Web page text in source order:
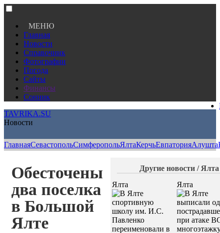
МЕНЮ
Главная
Новости
Справочник
Фотографии
Погода
Сайты
Финансы
Сонник
TAVRIKA.SU
Новости
ГлавнаяСевастопольСимферопольЯлтаКерчьЕвпаторияАлушта
Обесточены
два поселка
в Большой
Ялте
Другие новости / Ялта
Ялта
Ялта